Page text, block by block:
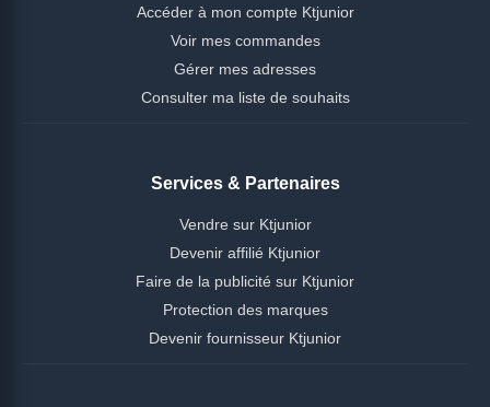
Accéder à mon compte Ktjunior
Voir mes commandes
Gérer mes adresses
Consulter ma liste de souhaits
Services & Partenaires
Vendre sur Ktjunior
Devenir affilié Ktjunior
Faire de la publicité sur Ktjunior
Protection des marques
Devenir fournisseur Ktjunior